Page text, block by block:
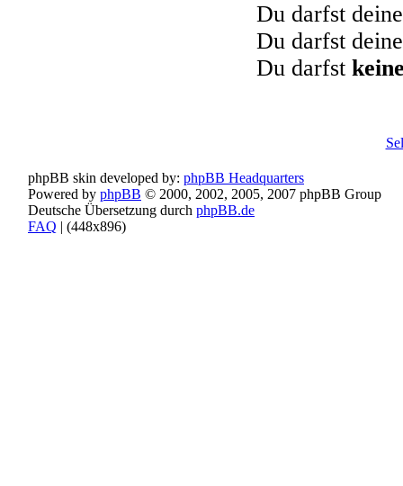
Du darfst
Du darfst
Du darfst
phpBB skin developed by: phpBB Headquarters
Powered by phpBB © 2000, 2002, 2005, 2007 phpBB Group
Deutsche Übersetzung durch phpBB.de
FAQ | (448x896)